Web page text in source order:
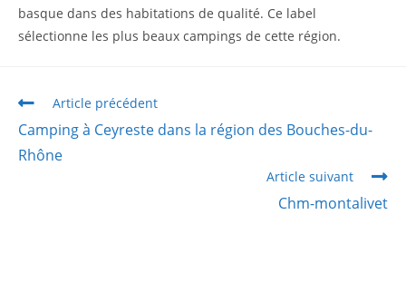
basque dans des habitations de qualité. Ce label
sélectionne les plus beaux campings de cette région.
Article précédent
Camping à Ceyreste dans la région des Bouches-du-
Rhône
Article suivant
Chm-montalivet